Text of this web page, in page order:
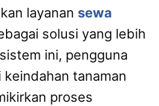
layanan sewa
solusi yang lebih
ini, pengguna
tanaman
proses